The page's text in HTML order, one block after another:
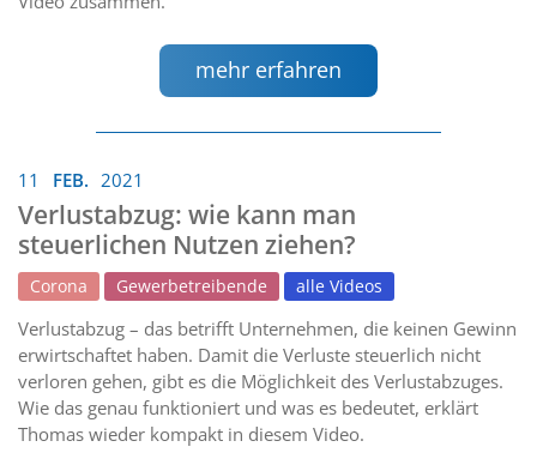
mehr erfahren
11 FEB. 2021
Verlustabzug: wie kann man
steuerlichen Nutzen ziehen?
Corona Gewerbetreibende alle Videos
Verlustabzug – das betrifft Unternehmen, die keinen Gewinn
erwirtschaftet haben. Damit die Verluste steuerlich nicht
verloren gehen, gibt es die Möglichkeit des Verlustabzuges.
Wie das genau funktioniert und was es bedeutet, erklärt
Thomas wieder kompakt in diesem Video.